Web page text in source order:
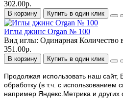
302.00р.
В корзину Купить в один клик
Иглы джинс Organ № 100
Вид иглы: Одинарная Количество
351.00р.
В корзину Купить в один клик
Продолжая использовать наш cайт,
обработку (в т.ч. с использованием
например Яндекс.Метрика и